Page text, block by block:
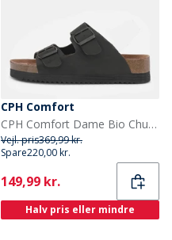
CPH Comfort
CPH Comfort Dame Bio Chunk To Remme Sandaler Sort
Vejl. pris369,99 kr.
Spare220,00 kr.
Current
149,99 kr.
Halv pris eller mindre